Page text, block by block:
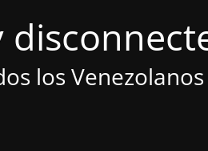
los Venezolanos